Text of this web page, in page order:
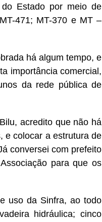
Estado por meio de
471; MT-370 e MT –
há algum tempo, e
importância comercial,
da rede pública de
acredito que não há
e colocar a estrutura de
conversei com prefeito
para que os
uso da Sinfra, ao todo
hidráulica; cinco